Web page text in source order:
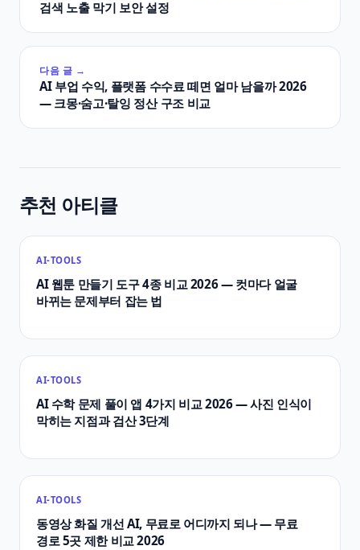
검색 노출 막기 보안 설정
다음 글 →
AI 부업 수익, 플랫폼 수수료 떼면 얼마 남을까 2026
— 크몽·숨고·탈잉 정산 구조 비교
추천 아티클
AI-TOOLS
AI 웹툰 만들기 도구 4종 비교 2026 — 컷마다 얼굴
바뀌는 문제부터 잡는 법
AI-TOOLS
AI 수학 문제 풀이 앱 4가지 비교 2026 — 사진 인식이
막히는 지점과 검산 3단계
AI-TOOLS
동영상 화질 개선 AI, 무료로 어디까지 되나 — 무료
경로 5곳 제한 비교 2026